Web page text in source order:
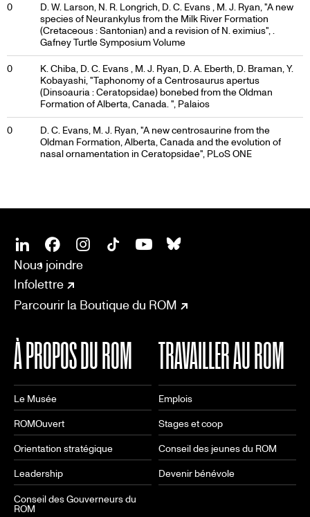
0
D. W. Larson, N. R. Longrich, D. C. Evans , M. J. Ryan, "A new
species of Neurankylus from the Milk River Formation
(Cretaceous : Santonian) and a revision of N. eximius", .
Gafney Turtle Symposium Volume
0
K. Chiba, D. C. Evans , M. J. Ryan, D. A. Eberth, D. Braman, Y.
Kobayashi, "Taphonomy of a Centrosaurus apertus
(Dinsoauria : Ceratopsidae) bonebed from the Oldman
Formation of Alberta, Canada. ", Palaios
0
D. C. Evans, M. J. Ryan, "A new centrosaurine from the
Oldman Formation, Alberta, Canada and the evolution of
nasal ornamentation in Ceratopsidae", PLoS ONE
SOCIAL
LinkedinFacebook
CONNECT
Nous joindre
Infolettre
Parcourir la Boutique du ROM
À PROPOS DU ROM
Le Musée
ROMOuvert
Orientation stratégique
Leadership
Conseil des Gouverneurs du
ROM
TRAVAILLER AU ROM
Emplois
Stages et coop
Conseil des jeunes du ROM
Devenir bénévole